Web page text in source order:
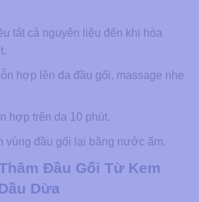
tất cả nguyên liệu đến khi hòa
hợp lên da đầu gối, massage nhẹ
hợp trên da 10 phút.
vùng đầu gối lại bằng nước ấm.
Đầu Gối Từ Kem
Dừa